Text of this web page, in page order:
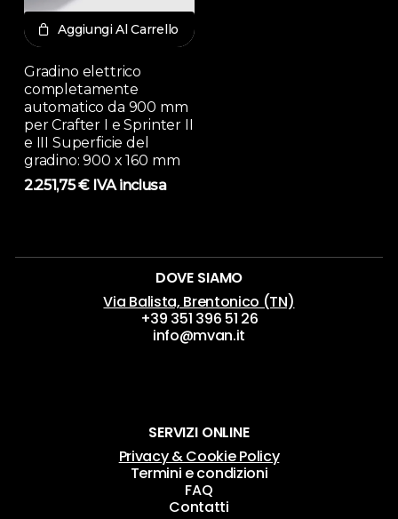
Aggiungi Al Carrello
Gradino elettrico
completamente
automatico da 900 mm
per Crafter I e Sprinter II
e III Superficie del
gradino: 900 x 160 mm
2.251,75€ IVA inclusa
DOVE SIAMO
Via Balista, Brentonico (TN)
+39 351 396 51 26
info@mvan.it
SERVIZI ONLINE
Privacy & Cookie Policy
Termini e condizioni
FAQ
Contatti